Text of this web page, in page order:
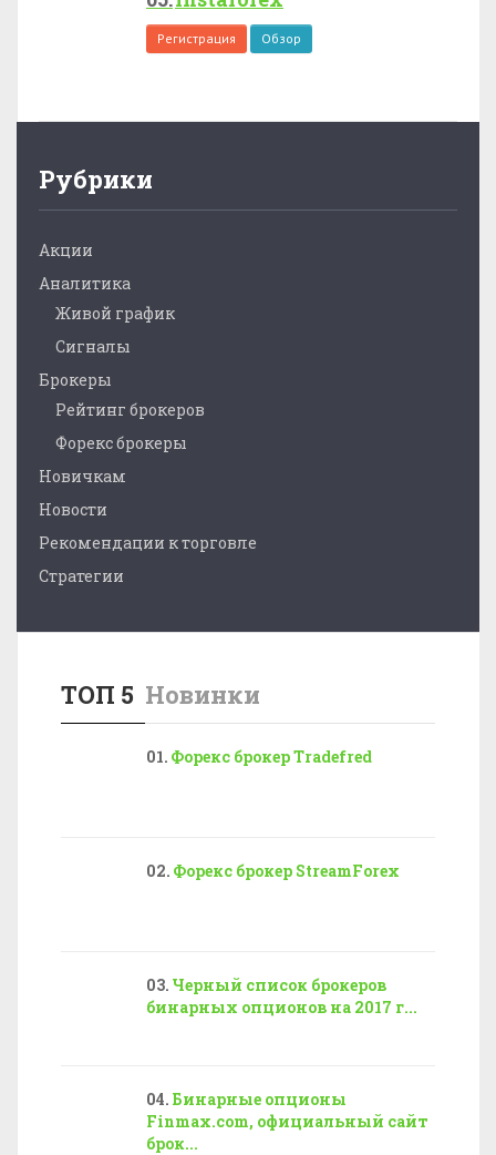
Регистрация Обзор
Рубрики
Акции
Аналитика
Живой график
Сигналы
Брокеры
Рейтинг брокеров
Форекс брокеры
Новичкам
Новости
Рекомендации к торговле
Стратегии
ТОП 5 Новинки
Форекс брокер Tradefred
Форекс брокер StreamForex
Черный список брокеров
бинарных опционов на 2017 г...
Бинарные опционы
Finmax.com, официальный сайт
брок...